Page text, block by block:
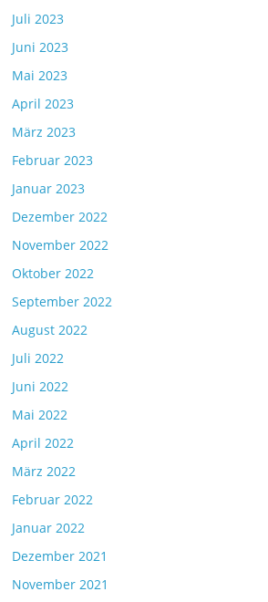
Juli 2023
Juni 2023
Mai 2023
April 2023
März 2023
Februar 2023
Januar 2023
Dezember 2022
November 2022
Oktober 2022
September 2022
August 2022
Juli 2022
Juni 2022
Mai 2022
April 2022
März 2022
Februar 2022
Januar 2022
Dezember 2021
November 2021